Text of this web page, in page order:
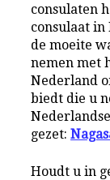
consulaten
consulaat in
de moeite
nemen met
Nederland
biedt die u
gezet:
Houdt u in